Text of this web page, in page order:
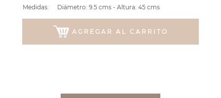
Medidas: Diámetro: 9.5 cms - Altura: 45 cms
AGREGAR AL CARRITO